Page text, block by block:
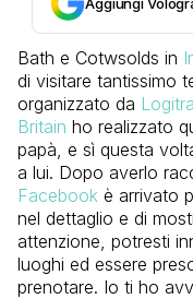
Bath e Cotwsolds in
di visitare tantissimo
organizzato da
Britain ho realizzato
papà, e sì questa
a lui. Dopo averlo
Facebook è arrivato
nel dettaglio e di
attenzione, potresti
luoghi ed essere
prenotare. Io ti ho